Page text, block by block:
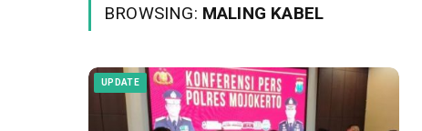
BROWSING: MALING KABEL
UPDATE